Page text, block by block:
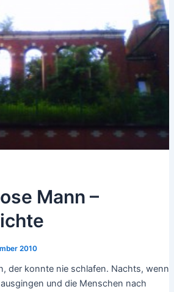
Mann –
2010
der konnte nie schlafen. Nachts, wenn
und die Menschen nach